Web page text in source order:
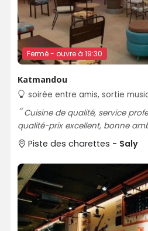
Fermé - ouvre à 19:30
Katmandou
soirée entre amis, sortie
Cuisine de qualité, service professionnel, rapport
qualité-prix excellent, bonne
Piste des charettes - Saly